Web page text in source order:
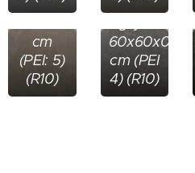
beige
cm
(PEI: 5)
(R10)
Ibis
60x60x0,8
cm (PEI
4) (R10)